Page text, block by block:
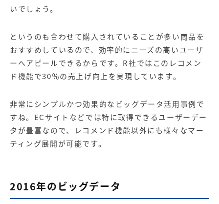
いでしょう。
というのも合わせて購入されていることが多い商品を
おすすめしているので、効率的にニーズの高いユーザ
ーへアピールできるからです。R社ではこのレコメン
ド機能で30％の売上げ向上を実現しています。
非常にシンプルかつ効果的なビッグデータ活用事例で
すね。ECサイトなどでは特に取得できるユーザーデー
タが豊富なので、レコメンド機能以外にも様々なマー
ティング展開が可能です。
2016年のビッグデータ